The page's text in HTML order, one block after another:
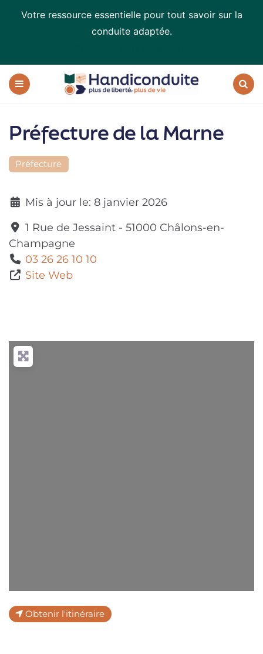
Votre ressource essentielle pour tout savoir sur la
conduite adaptée.
Handiconduite
conduite
adaptée
Préfecture de la Marne
Préfecture
Mis à jour le: 8 janvier 2026
1 Rue de Jessaint- 51000 Châlons-en-
Champagne
03 26 26 10 10
Site Web
Obtenir l'itinéraire